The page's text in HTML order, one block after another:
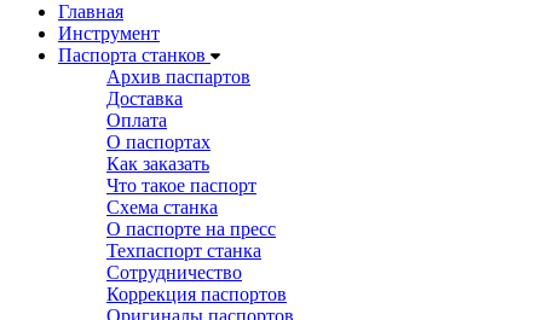
Главная
Инструмент
Паспорта станков
Архив паспартов
Доставка
Оплата
О паспортах
Как заказать
Что такое паспорт
Схема станка
О паспорте на пресс
Техпаспорт станка
Сотрудничество
Коррекция паспортов
Оригиналы паспортов